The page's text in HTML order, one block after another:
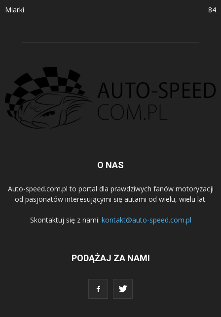
Miarki
84
O NAS
Auto-speed.com.pl to portal dla prawdziwych fanów motoryzacji
od pasjonatów interesującymi się autami od wielu, wielu lat.
Skontaktuj się z nami: kontakt@auto-speed.com.pl
PODĄŻAJ ZA NAMI